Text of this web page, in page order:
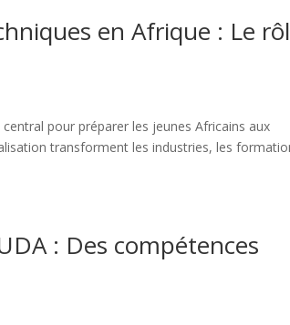
en Afrique : Le
pour préparer les jeunes Africains aux
transforment les industries, les
: Des compétences